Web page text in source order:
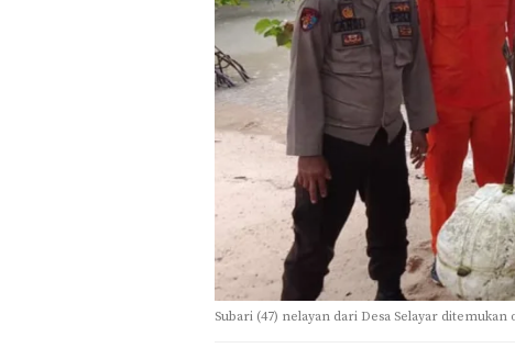
Subari (47) nelayan dari Desa Selayar